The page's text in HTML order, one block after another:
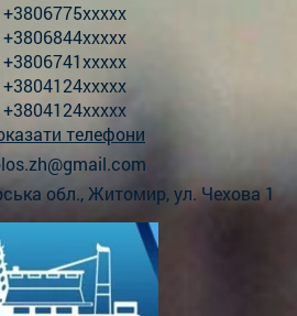
+3806775xxxxx
+3806844xxxxx
+3806741xxxxx
+3804124xxxxx
+3804124xxxxx
телефони
s.zh@gmail.com
обл., Житомир, ул. Чехова 1